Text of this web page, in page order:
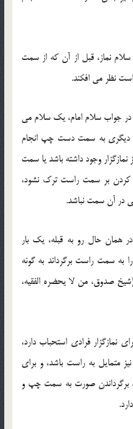
سلام نماز، قبل از آن که از سمت
نظر می افکند.
در جواب سلام امام، یک سلام می
به سمت دست چپ انجام
وجود داشته باشد یا سمت
کردن بر سمت راست ترک نشود،
در آن سمت نباشد.
در همان حال رو به قبله، یک بار
به سمت راست برگرداند به گونه
صدوق، من لا یحضره الفقیه،
نمازگزار فرادی استحباب دارد،
متمایل به راست باشد، و برای
برگرداندن صورت به سمت چپ و